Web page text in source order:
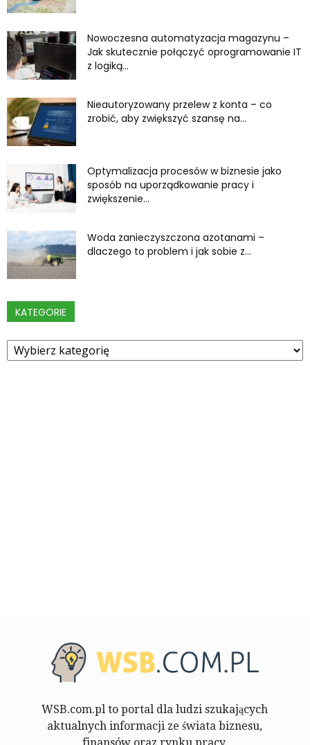
Nowoczesna automatyzacja magazynu –
Jak skutecznie połączyć oprogramowanie IT
z logiką...
Nieautoryzowany przelew z konta – co
zrobić, aby zwiększyć szansę na...
Optymalizacja procesów w biznesie jako
sposób na uporządkowanie pracy i
zwiększenie...
Woda zanieczyszczona azotanami –
dlaczego to problem i jak sobie z...
KATEGORIE
Kategorie
WSB.com.pl to portal dla ludzi szukających
aktualnych informacji ze świata biznesu,